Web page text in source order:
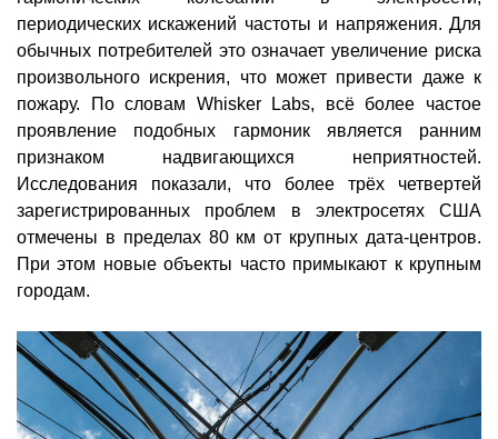
периодических искажений частоты и напряжения. Для
обычных потребителей это означает увеличение риска
произвольного искрения, что может привести даже к
пожару. По словам Whisker Labs, всё более частое
проявление подобных гармоник является ранним
признаком надвигающихся неприятностей.
Исследования показали, что более трёх четвертей
зарегистрированных проблем в электросетях США
отмечены в пределах 80 км от крупных дата-центров.
При этом новые объекты часто примыкают к крупным
городам.